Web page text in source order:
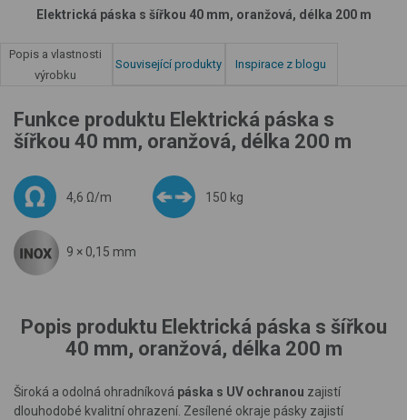
Elektrická páska s šířkou 40 mm, oranžová, délka 200 m
Popis a vlastnosti
výrobku
Související produkty Inspirace z blogu
Funkce produktu Elektrická páska s
šířkou 40 mm, oranžová, délka 200 m
4,6 Ω/m 150 kg
9 × 0,15 mm
Popis produktu Elektrická páska s šířkou
40 mm, oranžová, délka 200 m
Široká a odolná ohradníková páska s UV ochranou zajistí
dlouhodobé kvalitní ohrazení. Zesílené okraje pásky zajistí